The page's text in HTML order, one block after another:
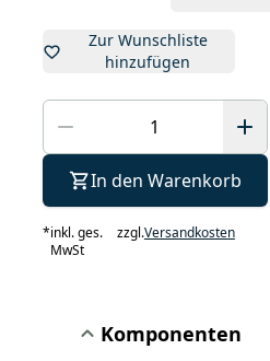
Zur Wunschliste
hinzufügen
In den Warenkorb
*inkl. ges.
MwSt
zzgl.Versandkosten
Komponenten